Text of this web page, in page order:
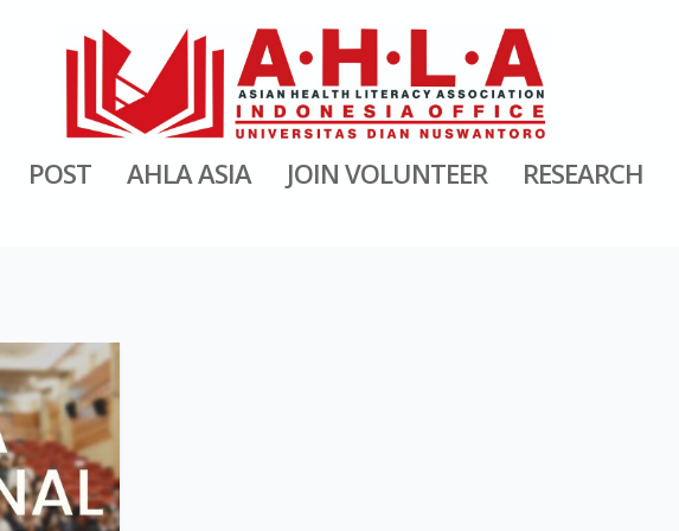
POST AHLA ASIA JOIN VOLUNTEER RESEARCH